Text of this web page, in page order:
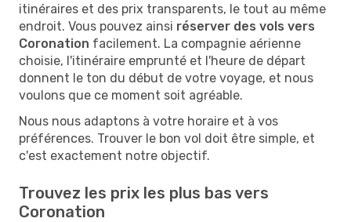
itinéraires et des prix transparents, le tout au même
endroit. Vous pouvez ainsi réserver des vols vers
Coronation facilement. La compagnie aérienne
choisie, l'itinéraire emprunté et l'heure de départ
donnent le ton du début de votre voyage, et nous
voulons que ce moment soit agréable.
Nous nous adaptons à votre horaire et à vos
préférences. Trouver le bon vol doit être simple, et
c'est exactement notre objectif.
Trouvez les prix les plus bas vers
Coronation